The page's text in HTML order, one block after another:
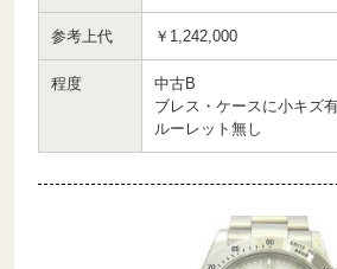
参考上代 ￥1,242,000
程度
中古B
ブレス・ケースに小キズ
ルーレット無し